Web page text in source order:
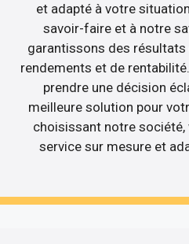
et adapté à votre
savoir-faire et à notre
garantissons des
rendements et de
prendre une décision
meilleure solution pour
choisissant notre société,
service sur mesure et